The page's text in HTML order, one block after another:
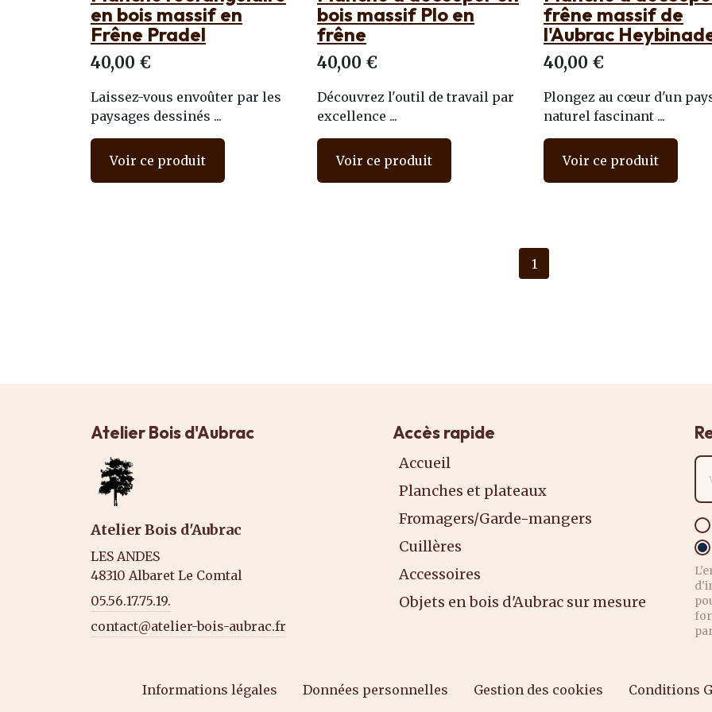
en bois massif en
Frêne Pradel
40,00 €
Laissez-vous envoûter par les
paysages dessinés ...
Voir ce produit
bois massif Plo en
frêne
40,00 €
Découvrez l'outil de travail par
excellence ...
Voir ce produit
frêne massif de
l'Aubrac
40,00 €
Plongez au cœur d'un
naturel fascinant ...
Voir ce produit
1
Atelier Bois d'Aubrac
Atelier Bois d'Aubrac
LES ANDES
48310 Albaret Le Comtal
05.56.17.75.19.
contact@atelier-bois-aubrac.fr
Accès rapide
Accueil
Planches et plateaux
Fromagers/Garde-mangers
Cuillères
Accessoires
Objets en bois d'Aubrac sur mesure
Informations légales Données personnelles Gestion des cookies Conditions